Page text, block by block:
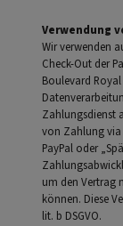
Verwendung
Wir verwenden
Check-Out der
Boulevard
Zahlungsdienst
von Zahlung via
PayPal oder
um den Vertrag
können. Diese
lit. b DSGVO.